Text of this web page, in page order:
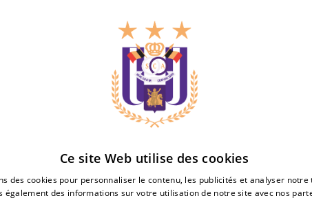
11/10/2025 -16:00
Clube
de
15/10/2025 -
Ce site Web utilise des cookies
des cookies pour personnaliser le contenu, les publicités et analyser notre
également des informations sur votre utilisation de notre site avec nos